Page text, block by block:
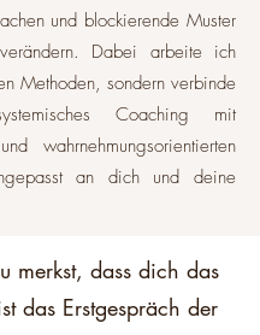
und blockierende Muster
Dabei arbeite ich
Methoden, sondern verbinde
Coaching mit
wahrnehmungsorientierten
an dich und deine
merkst, dass dich das
das Erstgespräch der